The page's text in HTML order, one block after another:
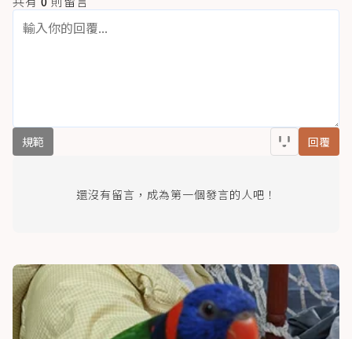
規範 回覆
還沒有留言，成為第一個發言的人吧！